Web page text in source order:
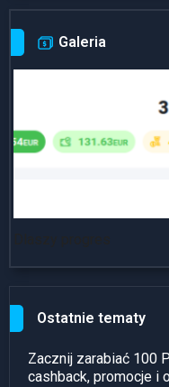
Galeria
Ostatnie tematy
Zacznij zarabiać 100
cashback, promocje i